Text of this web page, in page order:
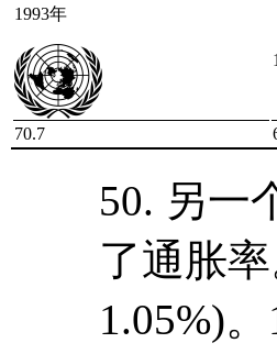
1993年
70.7
50. 另一
了通胀
1.05%)